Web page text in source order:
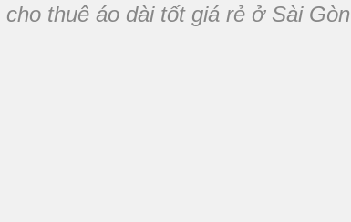
thuê áo dài tốt giá rẻ ở Sài Gòn